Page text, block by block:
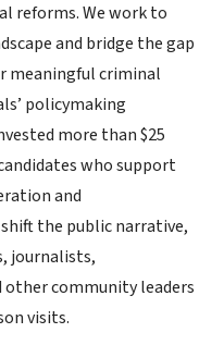
reforms. We work to
and bridge the gap
meaningful criminal
policymaking
more than $25
who support
and
the public narrative,
journalists,
community leaders
visits.